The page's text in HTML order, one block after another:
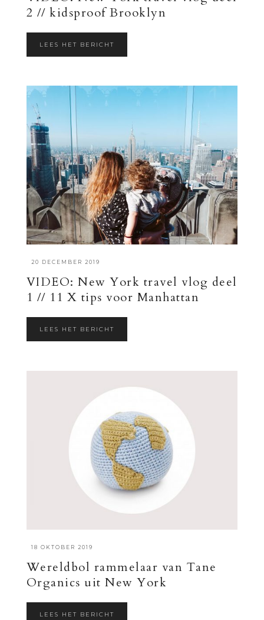
2 // kidsproof Brooklyn
LEES HET BERICHT
20 DECEMBER 2019
VIDEO: New York travel vlog deel
1 // 11 X tips voor Manhattan
LEES HET BERICHT
·18 OKTOBER 2019
Wereldbol rammelaar van Tane
Organics uit New York
LEES HET BERICHT